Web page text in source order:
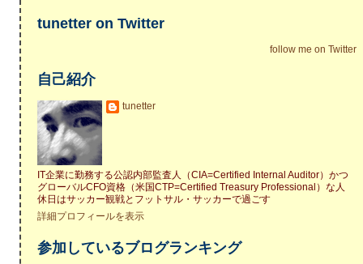
tunetter on Twitter
follow me on Twitter
自己紹介
tunetter
IT企業に勤務する公認内部監査人（CIA=Certified Internal Auditor）かつ
グローバルCFO資格（米国CTP=Certified Treasury Professional）な人
休日はサッカー観戦とフットサル・サッカーで過ごす
詳細プロフィールを表示
参加しているブログランキング